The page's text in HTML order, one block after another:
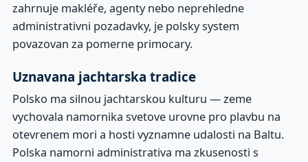
zahrnuje makléře, agenty nebo neprehledne
administrativni pozadavky, je polsky system
povazovan za pomerne primocary.
Uznavana jachtarska tradice
Polsko ma silnou jachtarskou kulturu — zeme
vychovala namornika svetove urovne pro plavbu na
otevrenem mori a hosti vyznamne udalosti na Baltu.
Polska namorni administrativa ma zkusenosti s